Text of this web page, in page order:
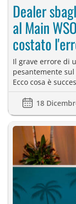
Dealer
al Main
costato
Il grave errore di
pesantemente
Ecco cosa è
18